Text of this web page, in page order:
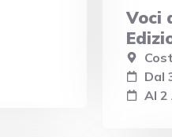
Voci
Dal
Al 2